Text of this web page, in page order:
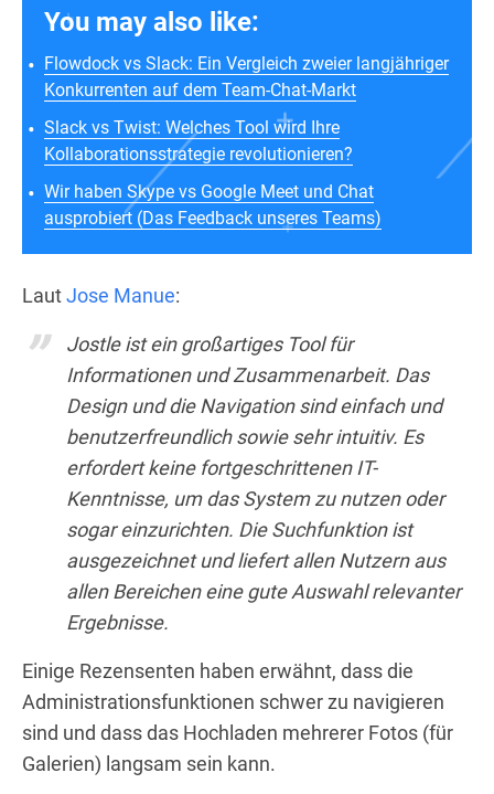
You may also like:
Flowdock vs Slack: Ein Vergleich zweier langjähriger
Konkurrenten auf dem Team-Chat-Markt
Slack vs Twist: Welches Tool wird Ihre
Kollaborationsstrategie revolutionieren?
Wir haben Skype vs Google Meet und Chat
ausprobiert (Das Feedback unseres Teams)
LautJose Manue:
Jostle ist ein großartiges Tool für
Informationen und Zusammenarbeit. Das
Design und die Navigation sind einfach und
benutzerfreundlich sowie sehr intuitiv. Es
erfordert keine fortgeschrittenen IT-
Kenntnisse, um das System zu nutzen oder
sogar einzurichten. Die Suchfunktion ist
ausgezeichnet und liefert allen Nutzern aus
allen Bereichen eine gute Auswahl relevanter
Ergebnisse.
Einige Rezensenten haben erwähnt, dass die
Administrationsfunktionen schwer zu navigieren
sind und dass das Hochladen mehrerer Fotos (für
Galerien) langsam sein kann.